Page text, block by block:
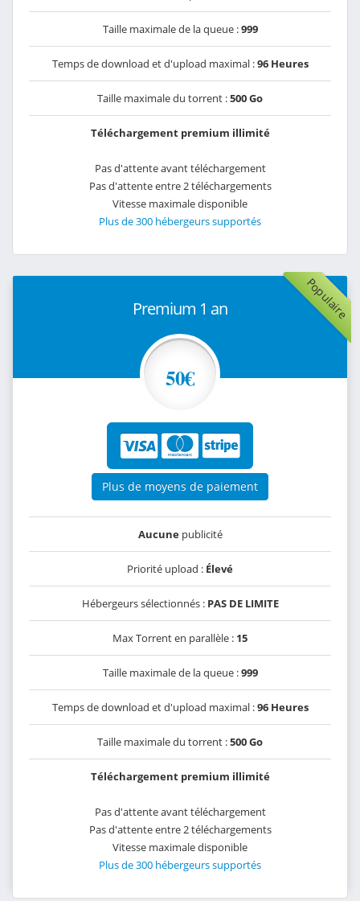
Taille maximale de la queue :999
Temps de download et d'upload maximal :96 Heures
Taille maximale du torrent :500 Go
Téléchargement premium illimité
Pas d'attente avant téléchargement
Pas d'attente entre 2 téléchargements
Vitesse maximale disponible
Plus de 300 hébergeurs supportés
Populaire
Premium 1 an
50€
Plus de moyens de paiement
Aucunepublicité
Priorité upload : Élevé
Hébergeurs sélectionnés : PAS DE LIMITE
Max Torrent en parallèle : 15
Taille maximale de la queue :999
Temps de download et d'upload maximal :96 Heures
Taille maximale du torrent :500 Go
Téléchargement premium illimité
Pas d'attente avant téléchargement
Pas d'attente entre 2 téléchargements
Vitesse maximale disponible
Plus de 300 hébergeurs supportés